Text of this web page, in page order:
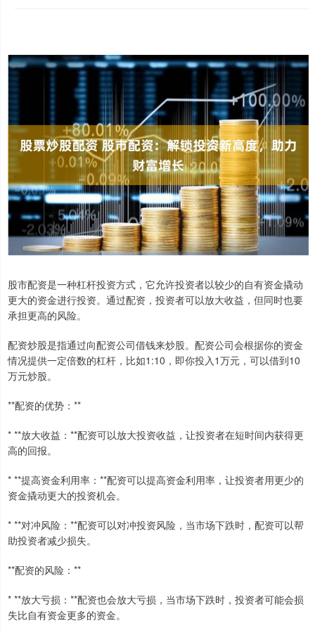
股市配资是一种杠杆投资方式，它允许投资者以较少的自有资金撬动
更大的资金进行投资。通过配资，投资者可以放大收益，但同时也要
承担更高的风险。
配资炒股是指通过向配资公司借钱来炒股。配资公司会根据你的资金
情况提供一定倍数的杠杆，比如1:10，即你投入1万元，可以借到10
万元炒股。
**配资的优势：**
* **放大收益：**配资可以放大投资收益，让投资者在短时间内获得更
高的回报。
* **提高资金利用率：**配资可以提高资金利用率，让投资者用更少的
资金撬动更大的投资机会。
* **对冲风险：**配资可以对冲投资风险，当市场下跌时，配资可以帮
助投资者减少损失。
**配资的风险：**
* **放大亏损：**配资也会放大亏损，当市场下跌时，投资者可能会损
失比自有资金更多的资金。